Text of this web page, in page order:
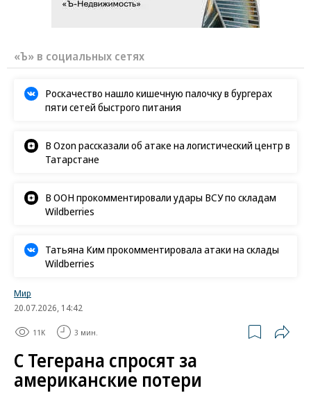
«Ъ» в социальных сетях
Роскачество нашло кишечную палочку в бургерах
пяти сетей быстрого питания
В Ozon рассказали об атаке на логистический центр в
Татарстане
В ООН прокомментировали удары ВСУ по складам
Wildberries
Татьяна Ким прокомментировала атаки на склады
Wildberries
Мир
20.07.2026, 14:42
11K 3 мин.
С Тегерана спросят за
американские потери